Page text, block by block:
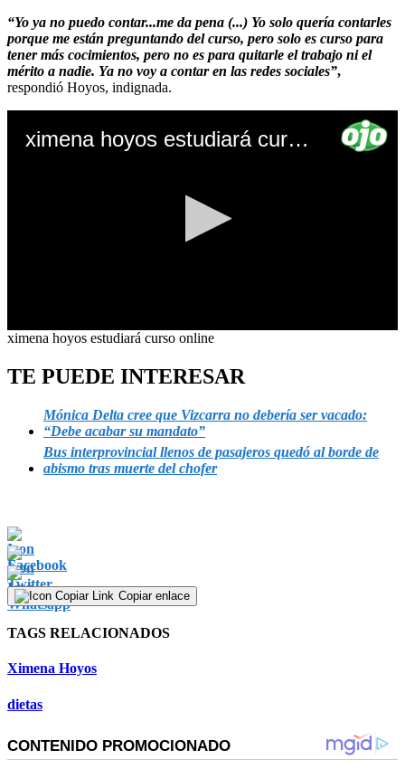
“Yo ya no puedo contar...me da pena (...) Yo solo quería contarles
porque me están preguntando del curso, pero solo es curso para
tener más cocimientos, pero no es para quitarle el trabajo ni el
mérito a nadie. Ya no voy a contar en las redes sociales”,
respondió Hoyos, indignada.
ximena hoyos estudiará curso online - OJO
0
54
ximena hoyos estudiará curso online
TE PUEDE INTERESAR
Mónica Delta cree que Vizcarra no debería ser vacado:
“Debe acabar su mandato”
Bus interprovincial llenos de pasajeros quedó al borde de
abismo tras muerte del chofer
Copiar enlace
TAGS RELACIONADOS
Ximena Hoyos
dietas